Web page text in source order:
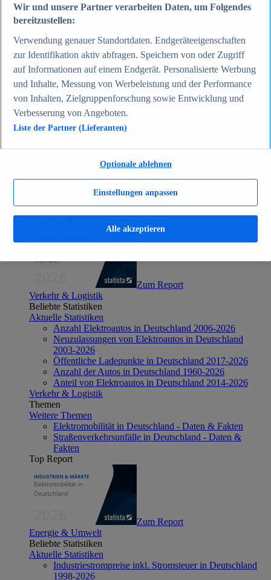
Zum Report
Gesellschaft
Beliebte Statistiken
Aktuelle Statistiken
Bevölkerung Deutschlands nach relevanten
Altersgruppen 2024
Die reichsten Menschen der Welt 2026
Empfänger von Arbeitslosengeld II / Sozialgeld /
Bürgergeld in Deutschland 2005-2025
Themen
Demografischer Wandel - Daten & Fakten
Zum Report
Verkehr & Logistik
Beliebte Statistiken
Aktuelle Statistiken
Anzahl Elektroautos in Deutschland 2006-2026
Neuzulassungen von Elektroautos in Deutschland
2003-2026
Öffentliche Ladepunkte in Deutschland 2017-2026
Anzahl der Autos in Deutschland 1960-2026
Anteil von Elektroautos in Deutschland 2014-2026
Verkehr & Logistik
Themen
Weitere Themen
Elektromobilität in Deutschland - Daten & Fakten
Straßenverkehrsunfälle in Deutschland - Daten &
Fakten
Top Report
Zum Report
Energie & Umwelt
Beliebte Statistiken
Aktuelle Statistiken
Industriestrompreise inkl. Stromsteuer in Deutschland
1998-2026
Wir und unsere Partner verarbeiten Daten, um Folgendes
bereitzustellen:
Verwendung genauer Standortdaten. Endgeräteeigenschaften
zur Identifikation aktiv abfragen. Speichern von oder Zugriff
auf Informationen auf einem Endgerät. Personalisierte Werbung
und Inhalte, Messung von Werbeleistung und der Performance
von Inhalten, Zielgruppenforschung sowie Entwicklung und
Verbesserung von Angeboten.
Liste der Partner (Lieferanten)
Einstellungen anpassen
Optionale ablehnen
Alle akzeptieren